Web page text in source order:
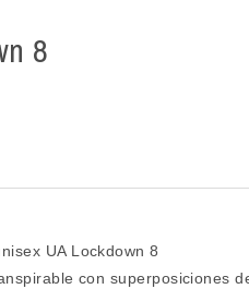
8
UA Lockdown 8
con superposiciones